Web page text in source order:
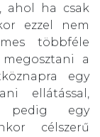
ahol ha csak
ezzel nem
többféle
a
egy
ellátással,
pedig egy
célszerű